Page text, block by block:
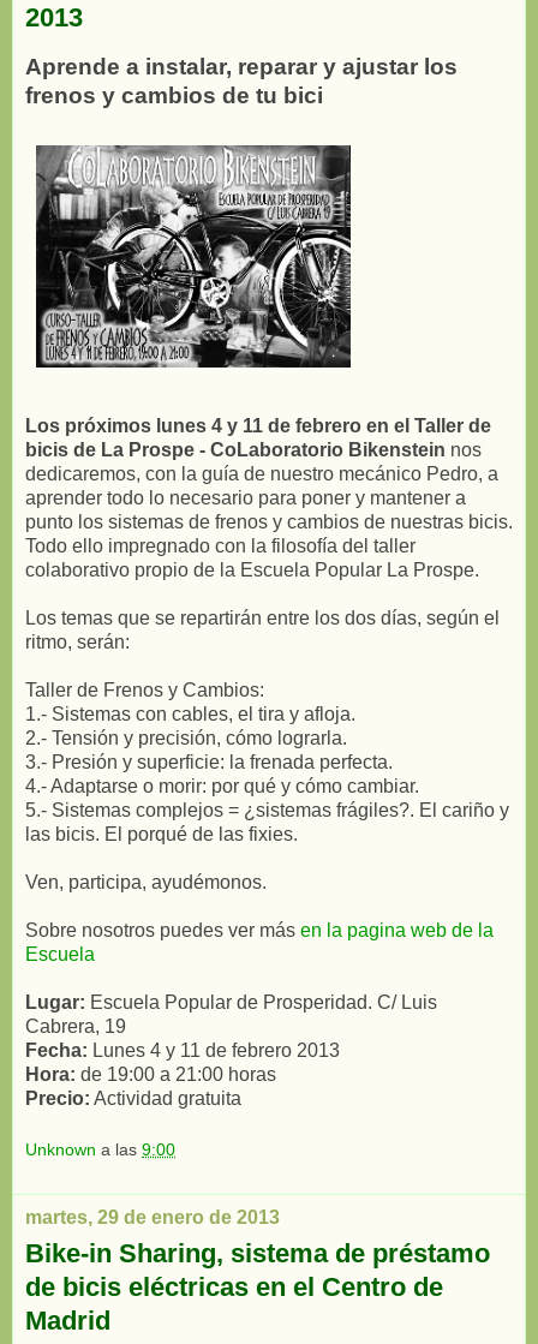
2013
Aprende a instalar, reparar y ajustar los
frenos y cambios de tu bici
Los próximos lunes 4 y 11 de febrero en el Taller de
bicis de La Prospe - CoLaboratorio Bikenstein nos
dedicaremos, con la guía de nuestro mecánico Pedro, a
aprender todo lo necesario para poner y mantener a
punto los sistemas de frenos y cambios de nuestras bicis.
Todo ello impregnado con la filosofía del taller
colaborativo propio de la Escuela Popular La Prospe.
Los temas que se repartirán entre los dos días, según el
ritmo, serán:
Taller de Frenos y Cambios:
1.- Sistemas con cables, el tira y afloja.
2.- Tensión y precisión, cómo lograrla.
3.- Presión y superficie: la frenada perfecta.
4.- Adaptarse o morir: por qué y cómo cambiar.
5.- Sistemas complejos = ¿sistemas frágiles?. El cariño y
las bicis. El porqué de las fixies.
Ven, participa, ayudémonos.
Sobre nosotros puedes ver más en la pagina web de la
Escuela
Lugar: Escuela Popular de Prosperidad. C/ Luis
Cabrera, 19
Fecha: Lunes 4 y 11 de febrero 2013
Hora: de 19:00 a 21:00 horas
Precio: Actividad gratuita
Unknown a las 9:00
martes, 29 de enero de 2013
Bike-in Sharing, sistema de préstamo
de bicis eléctricas en el Centro de
Madrid